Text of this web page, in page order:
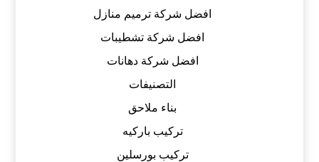
افضل شركة ترميم منازل
افضل شركة تشطيبات
افضل شركة دهانات
التصنيفات
بناء ملاحق
تركيب باركيه
تركيب بورسلين